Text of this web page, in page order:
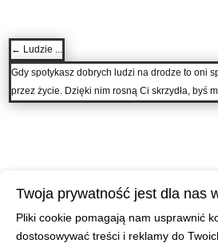
← Ludzie ...
Gdy spotykasz dobrych ludzi na drodze to oni
przez życie. Dzięki nim rosną Ci skrzydła, byś
© Maciej Wiszniewski |Polityka prywatności
Twoja prywatność jest dla nas
Pliki cookie pomagają nam usprawnić
dostosowywać treści i reklamy do